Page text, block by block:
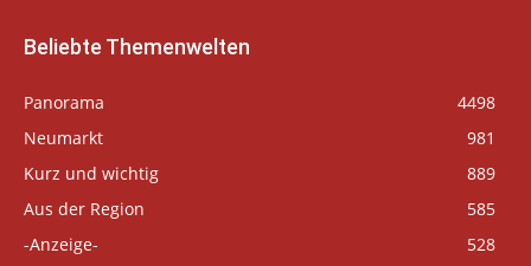
Beliebte Themenwelten
Panorama
4498
Neumarkt
981
Kurz und wichtig
889
Aus der Region
585
-Anzeige-
528